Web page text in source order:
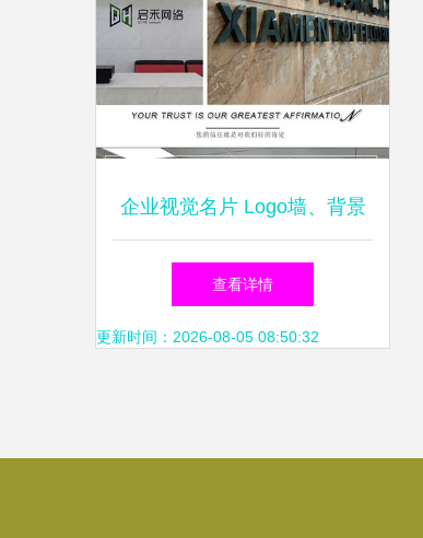
企业视觉名片 Logo墙、背景
墙与形象墙的广告制作艺术
查看详情
更新时间：2026-08-05 08:50:32